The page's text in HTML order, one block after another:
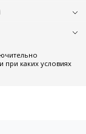
каких условиях